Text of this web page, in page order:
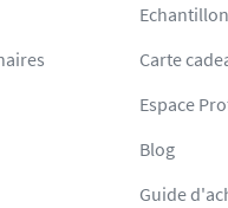
Carte
Espace
Blog
Guide